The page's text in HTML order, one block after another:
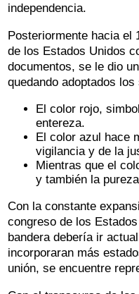
independencia.
Posteriormente hacia el
de los Estados Unidos
documentos, se le dio
quedando adoptados
El color rojo,
entereza.
El color azul hace
vigilancia y de la
Mientras que el
y también la
Con la constante
congreso de los
bandera debería ir
incorporaran más
unión, se encuentre